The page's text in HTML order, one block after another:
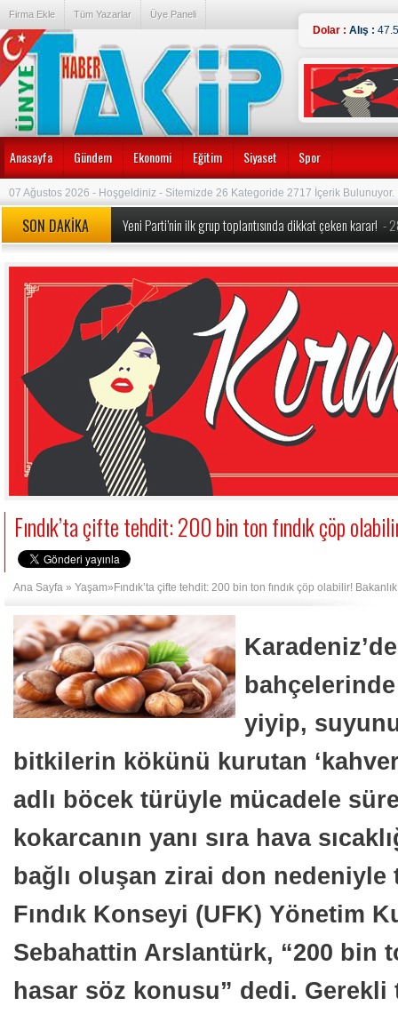
Firma Ekle Tüm Yazarlar Üye Paneli
Dolar : Alış :
Anasayfa Gündem Ekonomi Eğitim Siyaset Spor
07 Ağustos 2026 - Hoşgeldiniz - Sitemizde 26 Kategoride 2717 İçerik Bulunuyor.
SON DAKİKA
MEB’den okullarda köklü değişiklik! Yeni dönem kuralları
Özgür Özel’e yeni görev: Yeni Parti’nin Kurucu Genel
Özgür Özel ve 90 Milletvekili CHP’den İstifa Etti:-
Erdoğan duyurmuştu, Bakan Şimşek detayları açıkladı ‘1
Yeni Parti’nin ilk grup toplantısında dikkat çeken karar!
Fındık’ta çifte tehdit: 200 bin ton fındık çöp
Ana Sayfa » Yaşam»Fındık’ta çifte tehdit: 200 bin ton fındık çöp olabilir!
yiyip,
bitkilerin kökünü kurutan
adlı böcek türüyle mücadele
kokarcanın yanı sıra hava
bağlı oluşan zirai don
Fındık Konseyi (UFK) Yönetim
Sebahattin Arslantürk, “200 bin
hasar söz konusu” dedi.